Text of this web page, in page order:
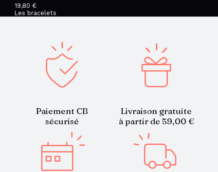
19,80 €
Les bracelets
Paiement CB
sécurisé
Livraison gratuite
à partir de 59,00 €